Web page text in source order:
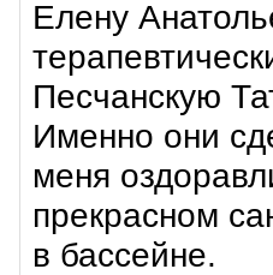
Елену
Песчанскую
Именно они
меня
прекрасном
в бассейне.